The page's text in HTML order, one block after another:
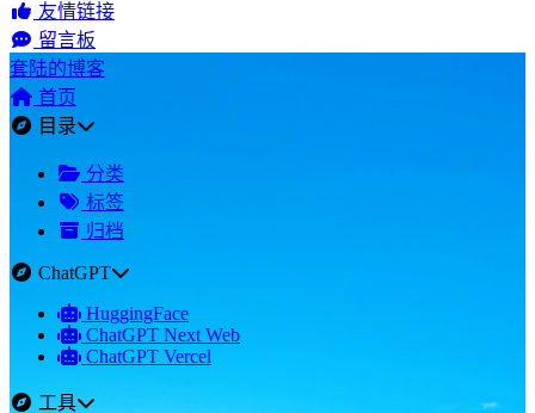
友情链接
留言板
套陆的博客
首页
目录
分类
标签
归档
ChatGPT
HuggingFace
ChatGPT Next Web
ChatGPT Vercel
工具